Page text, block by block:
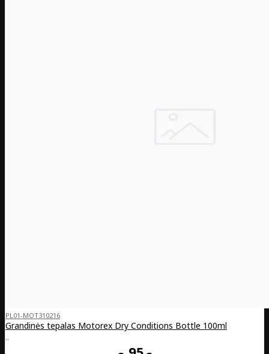
PL01-MOT310216
Grandinės tepalas Motorex Dry Conditions Bottle 100ml
..